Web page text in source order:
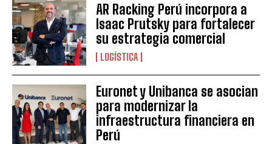
AR Racking Perú incorpora a
Isaac Prutsky para fortalecer
su estrategia comercial
LOGÍSTICA
Euronet y Unibanca se asocian
para modernizar la
infraestructura financiera en
Perú